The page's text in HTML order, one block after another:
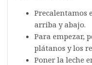
Precalentamos
arriba y abajo.
Para empezar,
plátanos y los
Poner la leche